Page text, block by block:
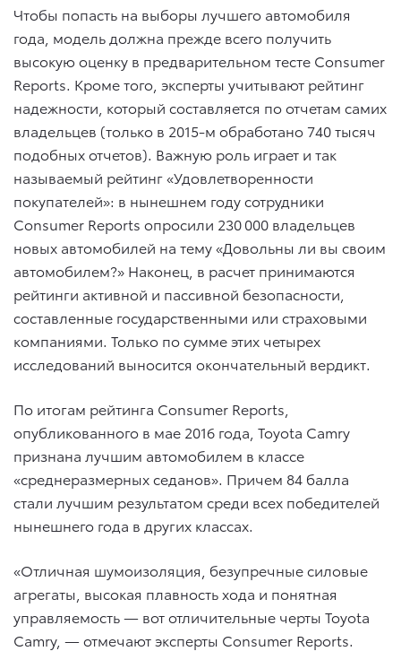
Чтобы попасть на выборы лучшего автомобиля
года, модель должна прежде всего получить
высокую оценку в предварительном тесте Consumer
Reports. Кроме того, эксперты учитывают рейтинг
надежности, который составляется по отчетам самих
владельцев (только в 2015-м обработано 740 тысяч
подобных отчетов). Важную роль играет и так
называемый рейтинг «Удовлетворенности
покупателей»: в нынешнем году сотрудники
Consumer Reports опросили 230 000 владельцев
новых автомобилей на тему «Довольны ли вы своим
автомобилем?» Наконец, в расчет принимаются
рейтинги активной и пассивной безопасности,
составленные государственными или страховыми
компаниями. Только по сумме этих четырех
исследований выносится окончательный вердикт.
По итогам рейтинга Consumer Reports,
опубликованного в мае 2016 года, Toyota Camry
признана лучшим автомобилем в классе
«среднеразмерных седанов». Причем 84 балла
стали лучшим результатом среди всех победителей
нынешнего года в других классах.
«Отличная шумоизоляция, безупречные силовые
агрегаты, высокая плавность хода и понятная
управляемость — вот отличительные черты Toyota
Camry, — отмечают эксперты Consumer Reports.